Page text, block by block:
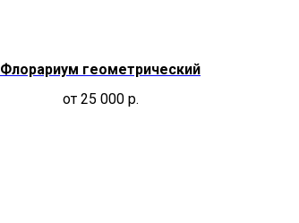
Флорариум геометрический
от 25 000 р.